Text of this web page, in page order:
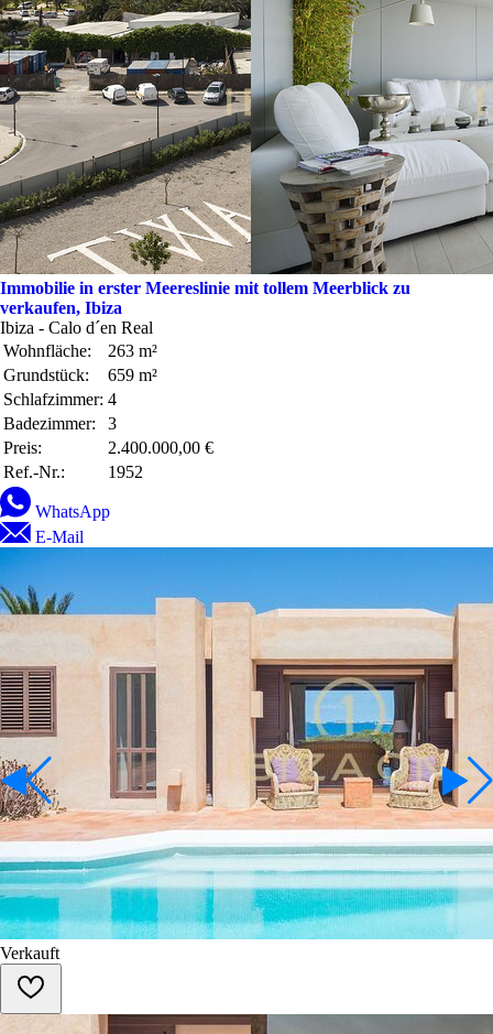
Immobilie in erster Meereslinie mit tollem Meerblick zu
verkaufen, Ibiza
Ibiza - Calo d´en Real
Wohnfläche:
263 m²
Grundstück:
659 m²
Schlafzimmer: 4
Badezimmer:
3
Preis:
2.400.000,00 €
Ref.-Nr.:
1952
WhatsApp
E-Mail
Verkauft